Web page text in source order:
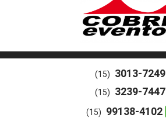
(15) 3013-7249
(15) 3239-7447
(15) 99138-4102